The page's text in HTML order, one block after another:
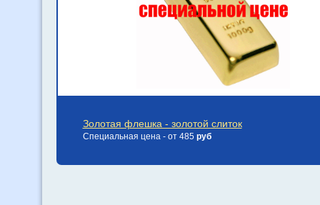
Золотая флешка - золотой слиток
Специальная цена - от 485 руб